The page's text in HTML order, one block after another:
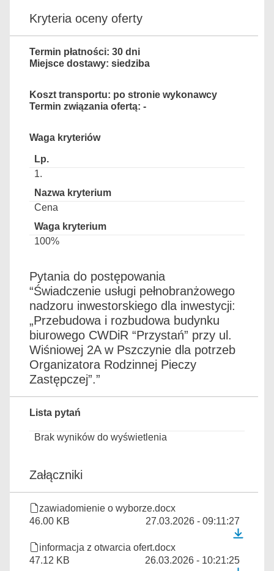
Kryteria oceny oferty
Termin płatności: 30 dni
Miejsce dostawy: siedziba
Koszt transportu: po stronie wykonawcy
Termin związania ofertą: -
Waga kryteriów
1.
Cena
100%
Pytania do postępowania
“Świadczenie usługi pełnobranżowego
nadzoru inwestorskiego dla inwestycji:
„Przebudowa i rozbudowa budynku
biurowego CWDiR “Przystań” przy ul.
Wiśniowej 2A w Pszczynie dla potrzeb
Organizatora Rodzinnej Pieczy
Zastępczej”.”
Lista pytań
Brak wyników do wyświetlenia
Załączniki
zawiadomienie o wyborze.docx
46.00 KB
27.03.2026 - 09:11:27
informacja z otwarcia ofert.docx
47.12 KB
26.03.2026 - 10:21:25